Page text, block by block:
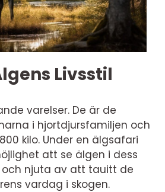
Livsstil
varelser. De är de
i hjortdjursfamiljen och
kilo. Under en älgsafari
att se älgen i dess
njuta av att tauitt de
vardag i skogen.